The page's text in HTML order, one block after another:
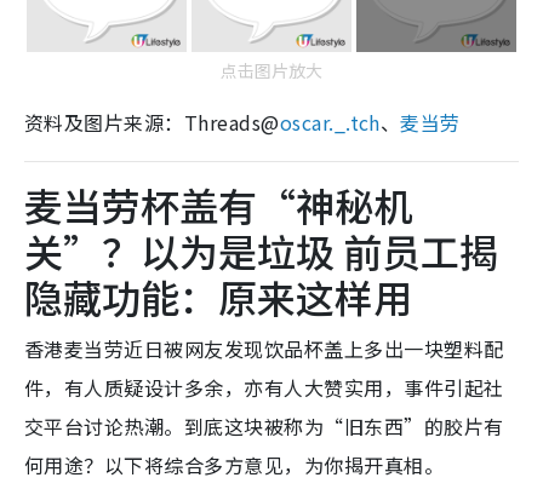
点击图片放大
资料及图片来源：Threads@oscar._.tch、麦当劳
麦当劳杯盖有“神秘机
关”？以为是垃圾 前员工揭
隐藏功能：原来这样用
香港麦当劳近日被网友发现饮品杯盖上多出一块塑料配
件，有人质疑设计多余，亦有人大赞实用，事件引起社
交平台讨论热潮。到底这块被称为“旧东西”的胶片有
何用途？以下将综合多方意见，为你揭开真相。